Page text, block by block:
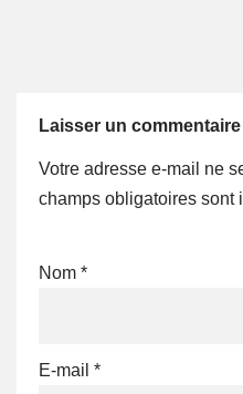
Laisser un commentaire
Votre adresse e-mail ne
champs obligatoires sont
Nom *
E-mail *